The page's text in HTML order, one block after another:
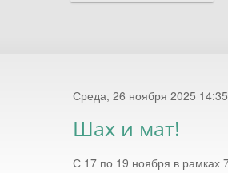
Среда, 26 ноября 2025 14:35
Шах и мат!
С 17 по 19 ноября в рамках